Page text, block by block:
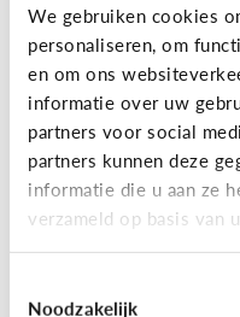
We gebruiken cookies
personaliseren, om
en om ons
informatie over uw
partners voor social
partners kunnen deze
informatie die u aan ze
verzameld op basis van
Noodzakelijk
Fun met media
Fun met
creativiteit